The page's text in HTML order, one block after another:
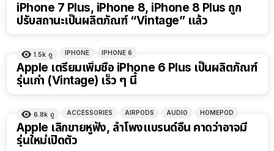
iPhone 7 Plus, iPhone 8, iPhone 8 Plus ถูก
ปรับสถานะเป็นผลิตภัณฑ์ “Vintage” แล้ว
1.5k ดู IPHONE IPHONE 6
Apple เตรียมเพิ่มชื่อ iPhone 6 Plus เป็นผลิตภัณฑ์
รุ่นเก่า (Vintage) เร็ว ๆ นี้
6.8k ดู ACCESSORIES AIRPODS AUDIO HOMEPOD
Apple เลิกขายหูฟัง, ลำโพงแบรนด์อื่น คาดว่าอาจมี
รุ่นใหม่เปิดตัว